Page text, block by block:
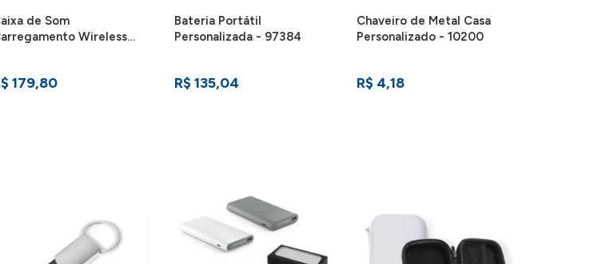
de Som
Wireless
179,80
Bateria Portátil
Personalizada - 97384
R$ 135,04
Chaveiro de Metal Casa
Personalizado - 10200
R$ 4,18